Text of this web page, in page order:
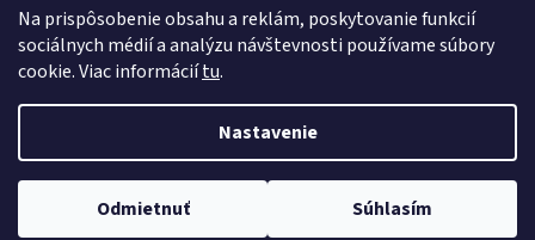
Na prispôsobenie obsahu a reklám, poskytovanie funkcií
sociálnych médií a analýzu návštevnosti používame súbory
cookie. Viac informáciítu.
Nastavenie
Odmietnuť Súhlasím
Vidí vás ChatGPT, Gemini a Google AI? www.consultee.biz
Omnibus monitoring cien
Vytvoril Shoptet
Copyright 2026Consultee. Všetky práva vyhradené.Upraviť
nastavenie cookies
✓ Ceny sú monitorované v súlade s EU Omnibus smernicou.